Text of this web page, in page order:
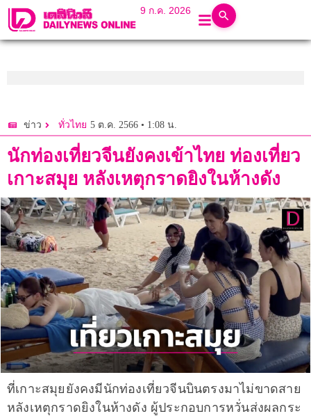
9 ก.ค. 2026
ข่าว ทั่วไทย 5 ต.ค. 2566 • 1:08 น.
นักท่องเที่ยวจีนยังคงเข้าไทย ท่องเที่ยว
เกาะสมุย หลังเหตุกราดยิงในห้างดัง
ที่เกาะสมุยยังคงมีนักท่องเที่ยวจีนบินตรงมาไม่ขาดสาย
หลังเหตุกราดยิงในห้างดัง ผู้ประกอบการหวั่นส่งผลกระ